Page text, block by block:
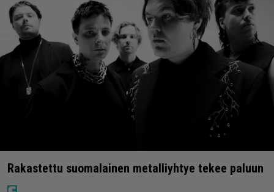
Rakastettu suomalainen metalliyhtye tekee paluun